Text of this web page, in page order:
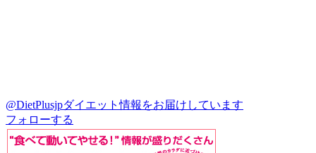
@DietPlusjpダイエット情報をお届けしています
フォローする